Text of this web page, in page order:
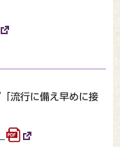
流行に備え早めに接